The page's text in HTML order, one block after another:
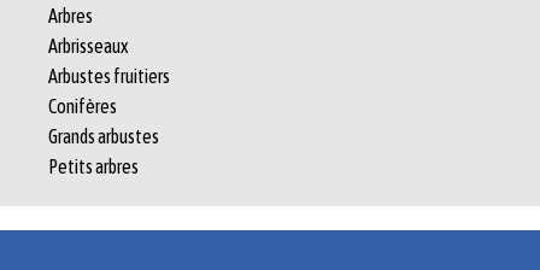
Arbres
Arbrisseaux
Arbustes fruitiers
Conifères
Grands arbustes
Petits arbres